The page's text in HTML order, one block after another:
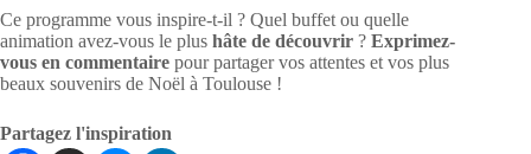
Ce programme vous inspire-t-il ? Quel buffet ou quelle
animation avez-vous le plus hâte de découvrir ? Exprimez-
vous en commentaire pour partager vos attentes et vos plus
beaux souvenirs de Noël à Toulouse !
Partagez l'inspiration